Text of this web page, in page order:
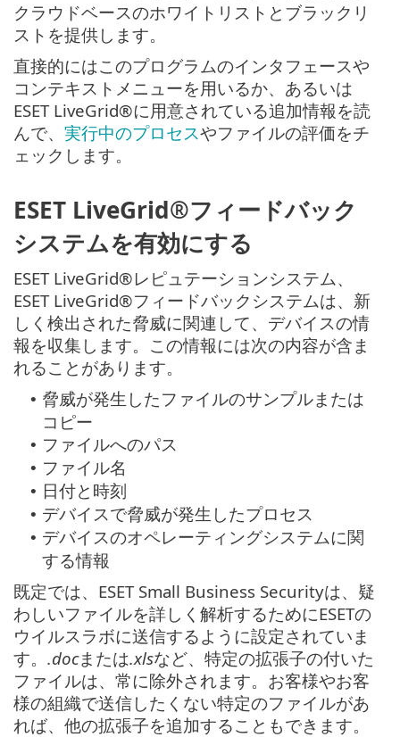
クラウドベースのホワイトリストとブラックリ
ストを提供します。
直接的にはこのプログラムのインタフェースや
コンテキストメニューを用いるか、あるいは
ESET LiveGrid®に用意されている追加情報を読
んで、 実行中のプロセスやファイルの評価をチ
ェックします。
ESET LiveGrid®フィードバック
システムを有効にする
ESET LiveGrid®レピュテーションシステム、
ESET LiveGrid®フィードバックシステムは、新
しく検出された脅威に関連して、デバイスの情
報を収集します。この情報には次の内容が含ま
れることがあります。
• 脅威が発生したファイルのサンプルまたは
コピー
• ファイルへのパス
• ファイル名
• 日付と時刻
• デバイスで脅威が発生したプロセス
• デバイスのオペレーティングシステムに関
する情報
既定では、ESET Small Business Securityは、疑
わしいファイルを詳しく解析するためにESETの
ウイルスラボに送信するように設定されていま
す。 .docまたは.xlsなど、特定の拡張子の付いた
ファイルは、常に除外されます。お客様やお客
様の組織で送信したくない特定のファイルがあ
れば、他の拡張子を追加することもできます。